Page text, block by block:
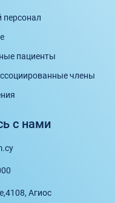
персонал
пациенты
члены
с нами
4108, Агиос